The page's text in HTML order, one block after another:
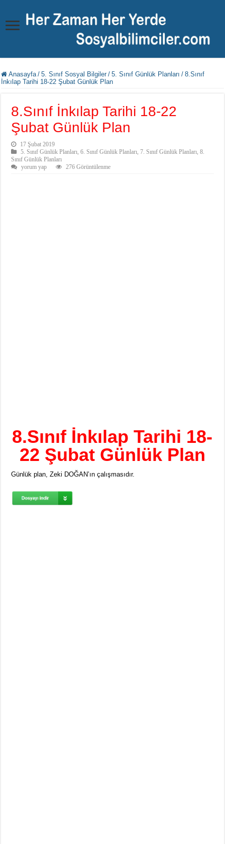
Anasayfa / 5. Sınıf Sosyal Bilgiler / 5. Sınıf Günlük Planları / 8.Sınıf
İnkılap Tarihi 18-22 Şubat Günlük Plan
8.Sınıf İnkılap Tarihi 18-22
Şubat Günlük Plan
17 Şubat 2019
5. Sınıf Günlük Planları ,6. Sınıf Günlük Planları ,7. Sınıf Günlük Planları ,8.
Sınıf Günlük Planları
yorum yap
276 Görüntülenme
8.Sınıf İnkılap Tarihi 18-
22 Şubat Günlük Plan
Günlük plan, Zeki DOĞAN’ın çalışmasıdır.